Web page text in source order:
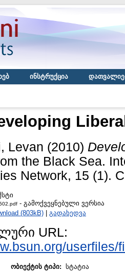
ინსტრუქცია
Levan (2010)
the Black Sea.
Network, 15 (1).
- გამოქვეყნებული ვერსია
(803kB) | გადახედვა
URL:
userfiles/
ობიექტის ტიპი: სტატია